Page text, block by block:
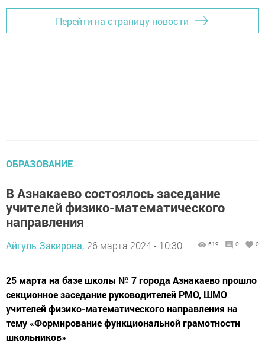
Перейти на страницу новости
ОБРАЗОВАНИЕ
В Азнакаево состоялось заседание
учителей физико-математического
направления
Айгуль Закирова, 26 марта 2024 - 10:30 619 0 0
25 марта на базе школы № 7 города Азнакаево прошло
секционное заседание руководителей РМО, ШМО
учителей физико-математического направления на
тему «Формирование функциональной грамотности
школьников»